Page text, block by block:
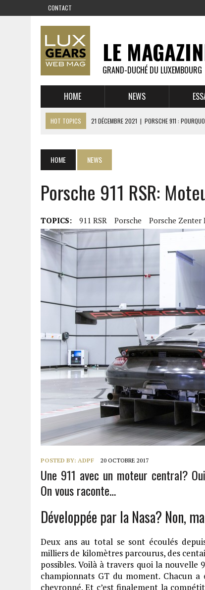
CONTACT
LE
GRAND-DUCHÉ DU LUXEMBOURG
HOME NEWS
HOT TOPICS 21 DÉCEMBRE 2021 | PORSCHE 911 :
1 JUIN 2021 | GROUPE 3 : ALPINE A110 1600 S VS PORSCHE 911
6 AVRIL 2021
DE L’HUILE SUR LA PISTE – ART CARS
22 OCTOBRE 2020
EXPO MAZDA 100 ANS – AUTOWORLD
HOME NEWS
Porsche 911 RSR:
TOPICS: 911 RSR Porsche Porsche Zenter
POSTED BY: ADPF 20 OCTOBRE 2017
Une 911 avec un moteur central?
On vous raconte…
Développée par la Nasa? Non,
Deux ans au total se sont écoulés
milliers de kilomètres parcourus, des
possibles. Voilà à travers quoi la nouvelle
championnats GT du moment. Chacun
chevronné. Et c’est finalement la